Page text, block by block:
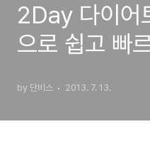
2Day 다이어
으로 쉽고 빠
by 단비스 2013. 7. 13.